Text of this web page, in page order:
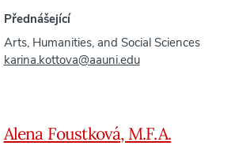
Přednášející
Arts, Humanities, and Social Sciences
karina.kottova@aauni.edu
Alena Foustková, M.F.A.